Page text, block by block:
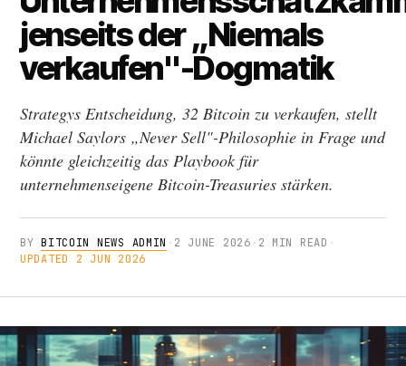
jenseits der „Niemals
verkaufen"-Dogmatik
Strategys Entscheidung, 32 Bitcoin zu verkaufen, stellt
Michael Saylors „Never Sell"-Philosophie in Frage und
könnte gleichzeitig das Playbook für
unternehmenseigene Bitcoin-Treasuries stärken.
BYBITCOIN NEWS ADMIN · 2 JUNE 2026 · 2 MIN READ ·
UPDATED 2 JUN 2026